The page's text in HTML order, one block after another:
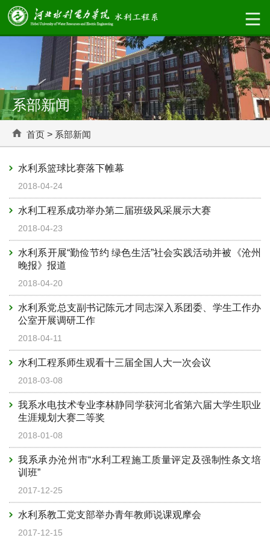
系部新闻
首页 > 系部新闻
水利系篮球比赛落下帷幕
2018-04-24
水利工程系成功举办第二届班级风采展示大赛
2018-04-23
水利系开展“勤俭节约 绿色生活”社会实践活动并被《沧州
晚报》报道
2018-04-20
水利系党总支副书记陈元才同志深入系团委、学生工作办
公室开展调研工作
2018-04-11
水利工程系师生观看十三届全国人大一次会议
2018-03-08
我系水电技术专业李林静同学获河北省第六届大学生职业
生涯规划大赛二等奖
2018-01-08
我系承办沧州市“水利工程施工质量评定及强制性条文培
训班”
2017-12-25
水利系教工党支部举办青年教师说课观摩会
2017-12-15